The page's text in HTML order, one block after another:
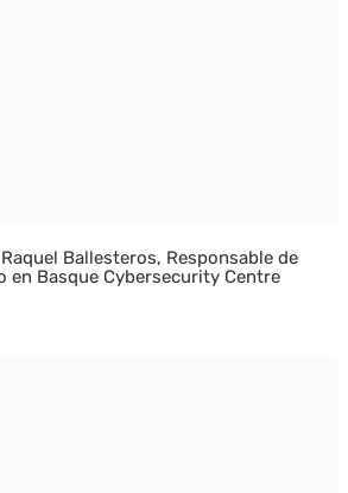
Ballesteros, Responsable de
en Basque Cybersecurity Centre